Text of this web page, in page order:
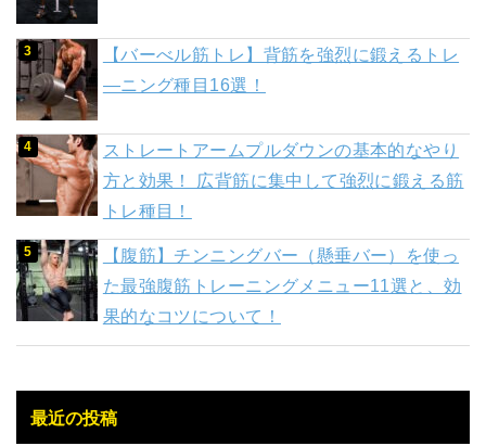
【バーべル筋トレ】背筋を強烈に鍛えるトレ
―ニング種目16選！
ストレートアームプルダウンの基本的なやり
方と効果！ 広背筋に集中して強烈に鍛える筋
トレ種目！
【腹筋】チンニングバー（懸垂バー）を使っ
た最強腹筋トレーニングメニュー11選と、効
果的なコツについて！
最近の投稿